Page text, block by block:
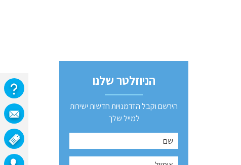
הניוזלטר שלנו
הירשם וקבל הזדמנויות חדשות ישירות
למייל שלך